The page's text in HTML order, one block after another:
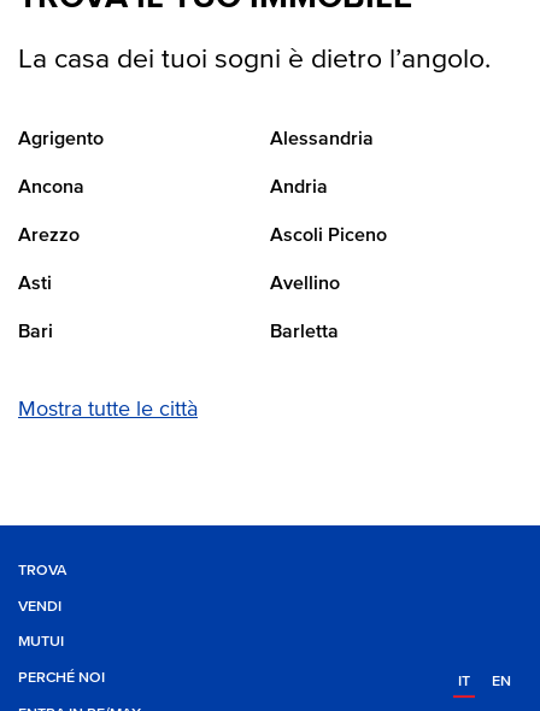
La casa dei tuoi sogni è dietro l’angolo.
Agrigento Alessandria
Ancona Andria
Arezzo Ascoli Piceno
Asti Avellino
Bari Barletta
Mostra tutte le città
TROVA
VENDI
MUTUI
PERCHÉ NOI IT EN